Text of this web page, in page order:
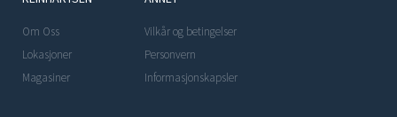
Om Oss
Lokasjoner
Magasiner
Vilkår og betingelser
Personvern
Informasjonskapsler